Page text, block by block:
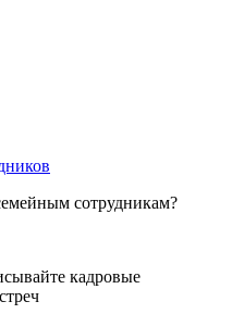
сотрудникам?
кадровые